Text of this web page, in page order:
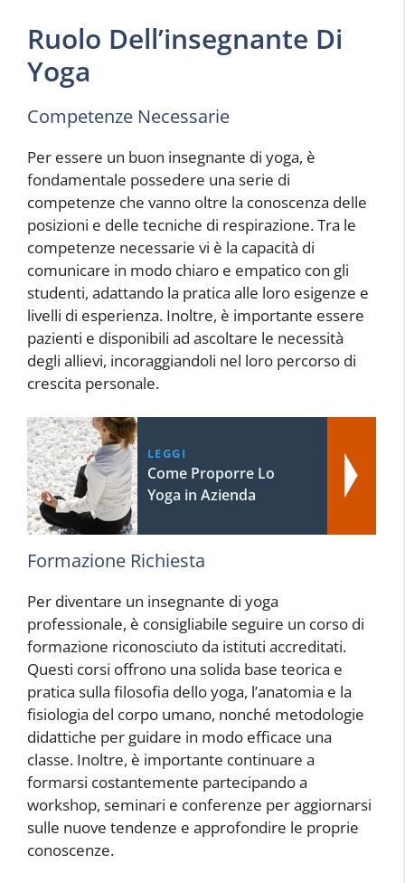
Ruolo Dell’insegnante Di
Yoga
Competenze Necessarie
Per essere un buon insegnante di yoga, è
fondamentale possedere una serie di
competenze che vanno oltre la conoscenza delle
posizioni e delle tecniche di respirazione. Tra le
competenze necessarie vi è la capacità di
comunicare in modo chiaro e empatico con gli
studenti, adattando la pratica alle loro esigenze e
livelli di esperienza. Inoltre, è importante essere
pazienti e disponibili ad ascoltare le necessità
degli allievi, incoraggiandoli nel loro percorso di
crescita personale.
LEGGI
Come Proporre Lo
Yoga in Azienda
Formazione Richiesta
Per diventare un insegnante di yoga
professionale, è consigliabile seguire un corso di
formazione riconosciuto da istituti accreditati.
Questi corsi offrono una solida base teorica e
pratica sulla filosofia dello yoga, l’anatomia e la
fisiologia del corpo umano, nonché metodologie
didattiche per guidare in modo efficace una
classe. Inoltre, è importante continuare a
formarsi costantemente partecipando a
workshop, seminari e conferenze per aggiornarsi
sulle nuove tendenze e approfondire le proprie
conoscenze.